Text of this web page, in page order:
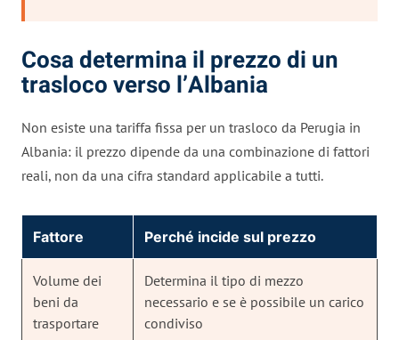
Cosa determina il prezzo di un
trasloco verso l’Albania
Non esiste una tariffa fissa per un trasloco da Perugia in
Albania: il prezzo dipende da una combinazione di fattori
reali, non da una cifra standard applicabile a tutti.
Fattore Perché incide sul prezzo
Volume dei
beni da
trasportare
Determina il tipo di mezzo
necessario e se è possibile un carico
condiviso